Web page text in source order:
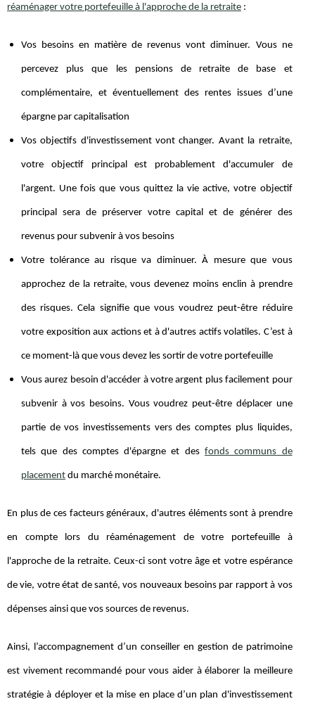
réaménager votre portefeuille à l'approche de la retraite :
Vos besoins en matière de revenus vont diminuer. Vous ne
percevez plus que les pensions de retraite de base et
complémentaire, et éventuellement des rentes issues d’une
épargne par capitalisation
Vos objectifs d'investissement vont changer. Avant la retraite,
votre objectif principal est probablement d'accumuler de
l'argent. Une fois que vous quittez la vie active, votre objectif
principal sera de préserver votre capital et de générer des
revenus pour subvenir à vos besoins
Votre tolérance au risque va diminuer. À mesure que vous
approchez de la retraite, vous devenez moins enclin à prendre
des risques. Cela signifie que vous voudrez peut-être réduire
votre exposition aux actions et à d'autres actifs volatiles. C’est à
ce moment-là que vous devez les sortir de votre portefeuille
Vous aurez besoin d'accéder à votre argent plus facilement pour
subvenir à vos besoins. Vous voudrez peut-être déplacer une
partie de vos investissements vers des comptes plus liquides,
tels que des comptes d'épargne et desfonds communs de
placement du marché monétaire.
En plus de ces facteurs généraux, d'autres éléments sont à prendre
en compte lors du réaménagement de votre portefeuille à
l'approche de la retraite. Ceux-ci sont votre âge et votre espérance
de vie, votre état de santé, vos nouveaux besoins par rapport à vos
dépenses ainsi que vos sources de revenus.
Ainsi, l’accompagnement d’un conseiller en gestion de patrimoine
est vivement recommandé pour vous aider à élaborer la meilleure
stratégie à déployer et la mise en place d’un plan d'investissement